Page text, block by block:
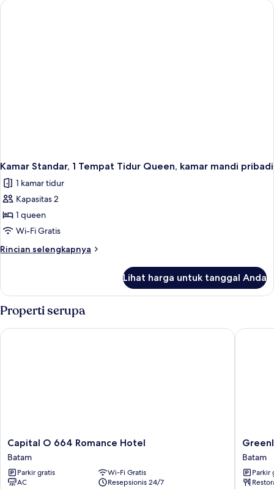
Kamar Standar, 1 Tempat Tidur Queen, kamar mandi pribadi
1 kamar tidur
Kapasitas 2
1 queen
Wi-Fi Gratis
Rincian selengkapnya
Rincian
Kamar
Standar,
1
Tempat
Tidur
Lihat harga untuk tanggal Anda
Properti serupa
Capital
O
664
Romance
Hotel
Capital O 664 Romance Hotel
Batam
Parkir gratis
Wi-Fi Gratis
AC
Resepsionis 24/7
Capital O 664 Romance Hotel
Hotel
Batam
Batam
Batam
Parkir